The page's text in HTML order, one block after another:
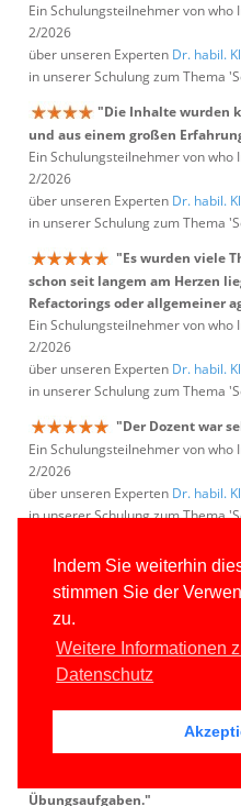
Indem Sie weiterhin
stimmen Sie der
zu.
Weitere Informationen
Datenschutz
Ein Schulungsteilnehmer von
2/2026
über unseren Experten Dr. habil.
in unserer Schulung zum Thema
"Die Inhalte wurden
und aus einem großen
Ein Schulungsteilnehmer von
2/2026
über unseren Experten Dr. habil.
in unserer Schulung zum Thema
"Es wurden viele
schon seit langem am Herzen
Refactorings oder allgemeiner
Ein Schulungsteilnehmer von
2/2026
über unseren Experten Dr. habil.
in unserer Schulung zum Thema
"Der Dozent war
Ein Schulungsteilnehmer von
2/2026
über unseren Experten Dr. habil.
in unserer Schulung zum Thema
Dozenten gefielen mir sehr gut."
Ein Schulungsteilnehmer von
über unseren Experten
in unserer Schulung zum Thema
"C# ist geil :)"
in unserer Schulung zum Thema
Übungsaufgaben."